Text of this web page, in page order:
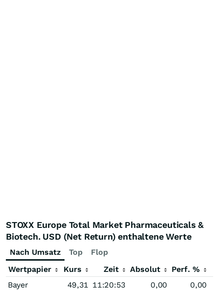
STOXX Europe Total Market Pharmaceuticals &
Biotech. USD (Net Return) enthaltene Werte
Nach Umsatz Top
Flop
Wertpapier
Kurs Zeit Absolut
Perf. %
Bayer
49,31 11:20:53 0,00
0,00